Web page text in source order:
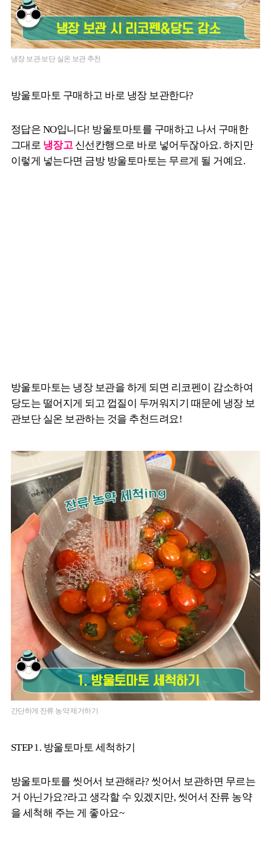
냉장 보관 보단 실온 보관 추천
방울토마토 구매하고 바로 냉장 보관한다?
정답은 NO입니다! 방울토마토를 구매하고 나서 구매한
그대로 냉장고신선칸행으로 바로 넣어두잖아요. 하지만
이렇게 넣는다면 금방 방울토마토는 무르게 될 거예요.
방울토마토는 냉장 보관을 하게 되면 리코펜이 감소하여
당도는 떨어지게 되고 껍질이 두꺼워지기 때문에 냉장 보
관보단 실온 보관하는 것을 추천드려요!
간단하게 잔류 농약 제거하기
STEP 1. 방울토마토 세척하기
방울토마토를 씻어서 보관해라? 씻어서 보관하면 무르는
거 아닌가요?라고 생각할 수 있겠지만, 씻어서 잔류 농약
을 세척해 주는 게 좋아요~